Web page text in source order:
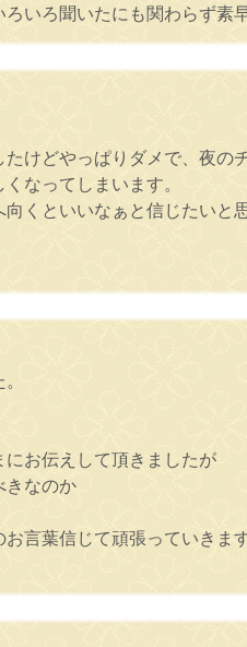
いろ聞いたにも関わらず素
けどやっぱりダメで、夜の
なってしまいます。
くといいなぁと信じたいと
お伝えして頂きましたが
きなのか
言葉信じて頑張っていきま